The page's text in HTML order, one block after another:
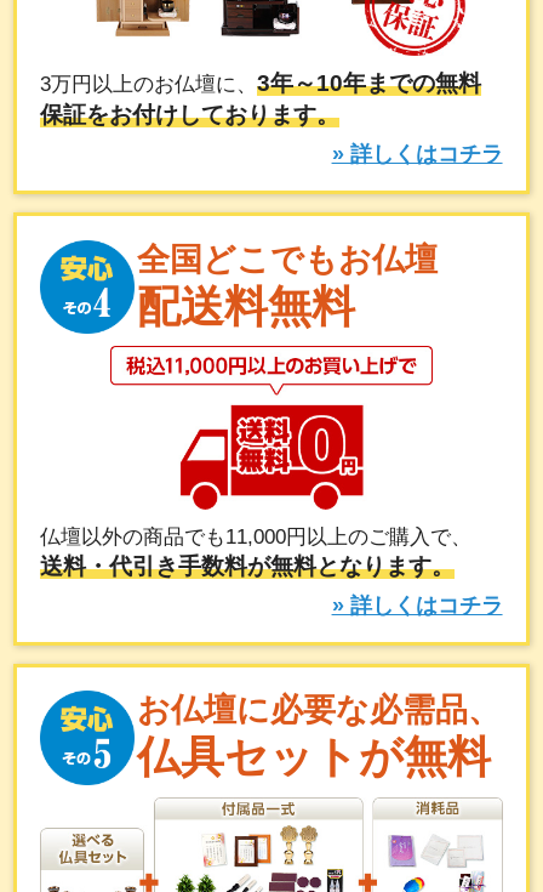
3万円以上のお仏壇に、3年～10年までの無料
保証をお付けしております。
» 詳しくはコチラ
全国どこでもお仏壇
配送料無料
仏壇以外の商品でも11,000円以上のご購入で、
送料・代引き手数料が無料となります。
» 詳しくはコチラ
お仏壇に必要な必需品、
仏具セットが無料